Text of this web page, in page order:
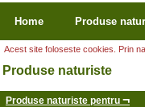
Home Produse
Acest site foloseste cookies. Prin
Produse naturiste
Produse naturiste pentru ¬